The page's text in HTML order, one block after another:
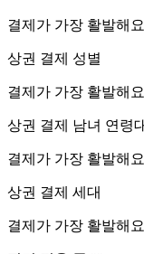
결제가 가장 활발해요
상권 결제 성별
결제가 가장 활발해요
상권 결제 남녀 연령
결제가 가장 활발해요
상권 결제 세대
결제가 가장 활발해요